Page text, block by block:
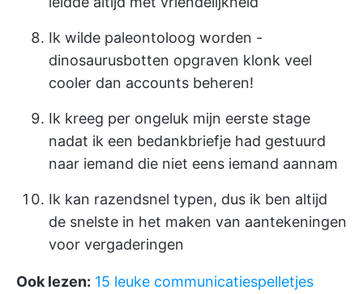
Ik wilde paleontoloog worden -
dinosaurusbotten opgraven klonk veel
cooler dan accounts beheren!
Ik kreeg per ongeluk mijn eerste stage
nadat ik een bedankbriefje had gestuurd
naar iemand die niet eens iemand aannam
Ik kan razendsnel typen, dus ik ben altijd
de snelste in het maken van aantekeningen
voor vergaderingen
Ook lezen: 15 leuke communicatiespelletjes